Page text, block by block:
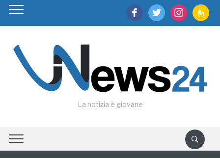
facebooktwitter instagram
La notizia è giovane